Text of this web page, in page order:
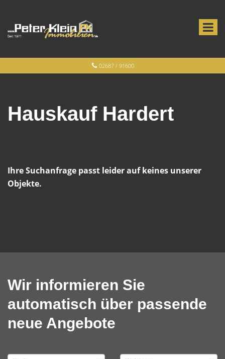
02687 / 91600
Hauskauf Hardert
Ihre Suchanfrage passt leider auf keines unserer
Objekte.
Wir informieren Sie
automatisch über passende
neue Angebote